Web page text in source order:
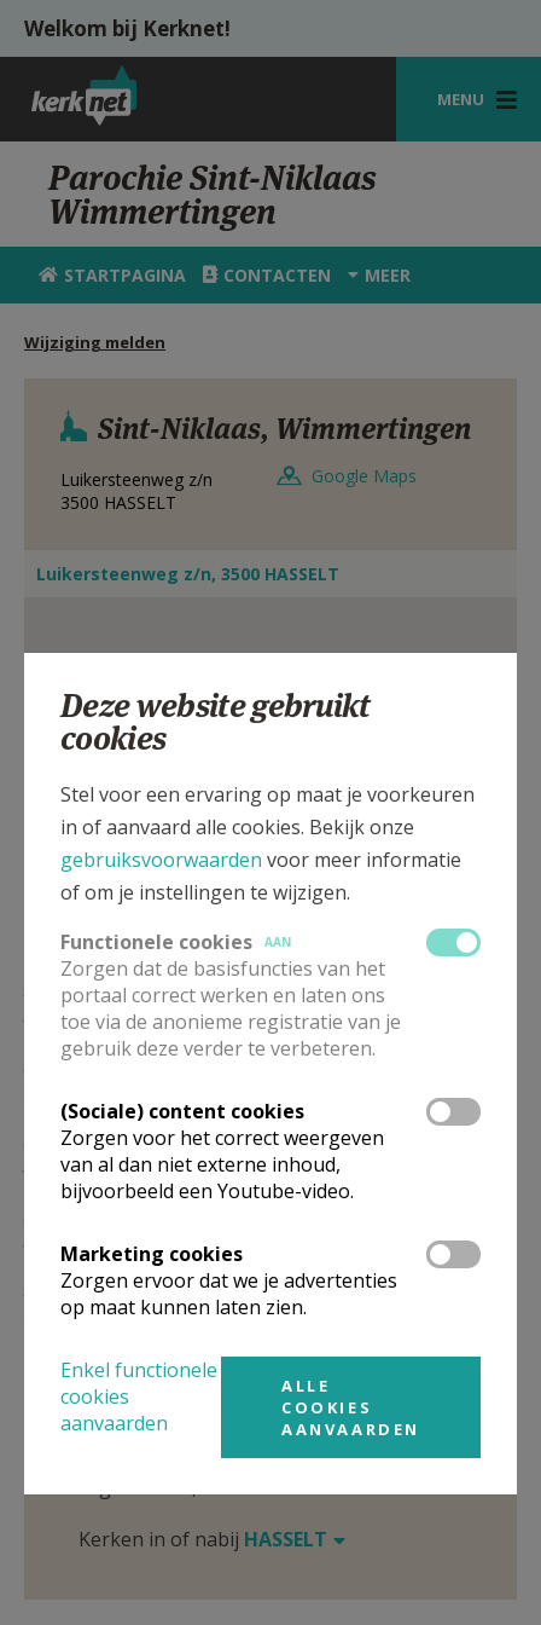
Overslaan en naar de inhoud gaan
Welkom bij Kerknet!
MENU
STARTPAGINA
KERK
VIERINGEN
HULP
MIJN PAROCHIE
AANMELDEN OF REGISTREREN
Parochie Sint-Niklaas
Wimmertingen
STARTPAGINA CONTACTEN MEER
Wijziging melden
Sint-Niklaas, Wimmertingen
Luikersteenweg z/n
3500 HASSELT
Google Maps
Luikersteenweg z/n, 3500 HASSELT
30/08
11.30 Woord- en Communiedienst
11.30 Woord- en Communiedienst
11.30 Woord- en Communiedienst
29/08
11.30 Woord- en Communiedienst
Omgeving
Niet gevonden wat je zocht? Hier vind je
links naar kerken, eventueel van andere
Kerken in of nabij HASSELT
Deze website gebruikt
cookies
Stel voor een ervaring op maat je voorkeuren
in of aanvaard alle cookies. Bekijk onze
gebruiksvoorwaarden voor meer informatie
of om je instellingen te wijzigen.
Functionele cookies
AAN
Zorgen dat de basisfuncties van het
portaal correct werken en laten ons
toe via de anonieme registratie van je
gebruik deze verder te verbeteren.
(Sociale) content cookies
Zorgen voor het correct weergeven
van al dan niet externe inhoud,
bijvoorbeeld een Youtube-video.
Marketing cookies
Zorgen ervoor dat we je advertenties
op maat kunnen laten zien.
Enkel functionele
cookies
aanvaarden
ALLE
COOKIES
AANVAARDEN